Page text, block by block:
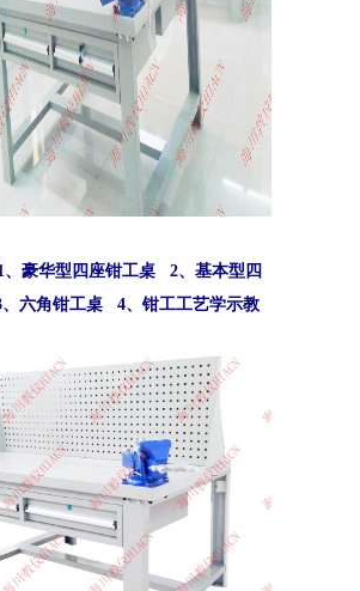
、豪华型四座钳工桌 2、基本型四
六角钳工桌 4、钳工工艺学示教